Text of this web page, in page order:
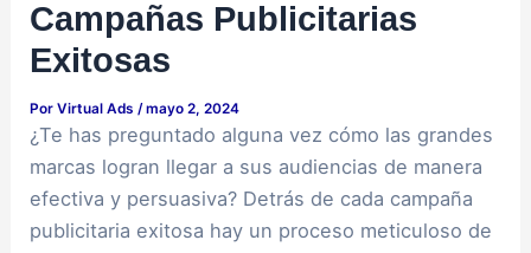
Campañas Publicitarias
Exitosas
PorVirtual Ads/mayo 2, 2024
¿Te has preguntado alguna vez cómo las grandes
marcas logran llegar a sus audiencias de manera
efectiva y persuasiva? Detrás de cada campaña
publicitaria exitosa hay un proceso meticuloso de